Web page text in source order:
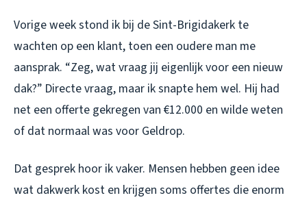
Vorige week stond ik bij de Sint-Brigidakerk te
wachten op een klant, toen een oudere man me
aansprak. “Zeg, wat vraag jij eigenlijk voor een nieuw
dak?” Directe vraag, maar ik snapte hem wel. Hij had
net een offerte gekregen van €12.000 en wilde weten
of dat normaal was voor Geldrop.
Dat gesprek hoor ik vaker. Mensen hebben geen idee
wat dakwerk kost en krijgen soms offertes die enorm